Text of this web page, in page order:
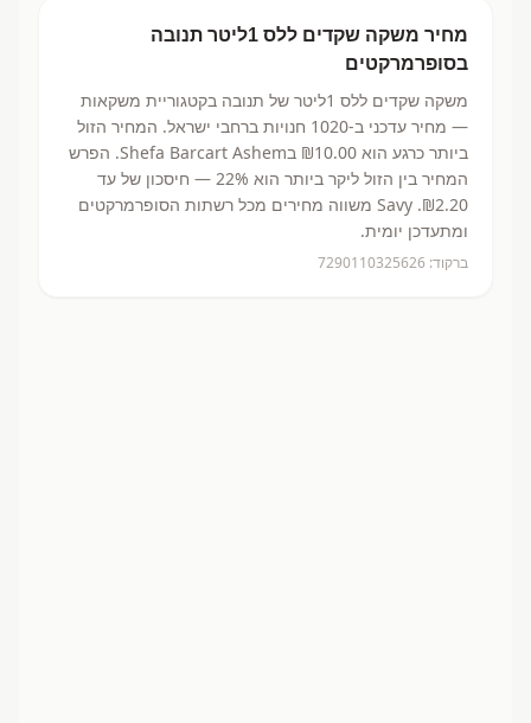
מחיר משקה שקדים ללס 1ליטר
תנובה
בסופרמרקטים
משקה שקדים ללס 1ליטר של תנובה בקטגוריית משקאות
— מחיר עדכני ב-1020 חנויות ברחבי ישראל. המחיר הזול
ביותר כרגע הוא ₪10.00
בShefa Barcart Ashem.
הפרש
המחיר בין הזול ליקר ביותר הוא 22% — חיסכון של עד
₪2.20.
Savy משווה מחירים מכל רשתות הסופרמרקטים
ומתעדכן יומית.
ברקוד: 7290110325626